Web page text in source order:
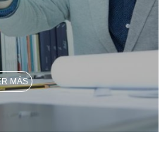
MÁS